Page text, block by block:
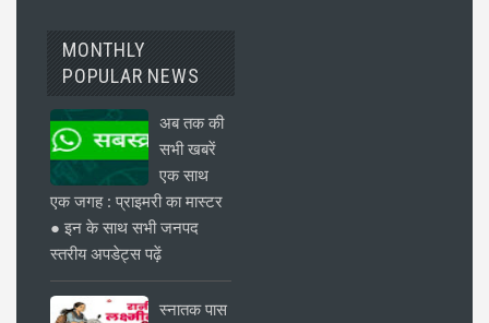
MONTHLY
POPULAR NEWS
अब तक की
सभी खबरें
एक साथ
एक जगह : प्राइमरी का मास्टर
● इन के साथ सभी जनपद
स्तरीय अपडेट्स पढ़ें
स्नातक पास